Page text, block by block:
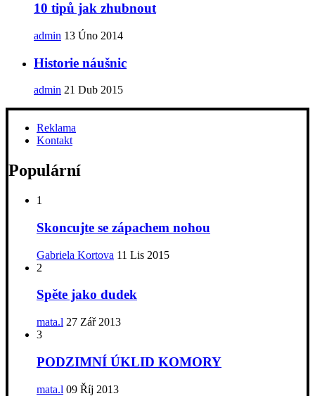
10 tipů jak zhubnout
admin 13 Úno 2014
Historie náušnic
admin 21 Dub 2015
Reklama
Kontakt
Populární
1
Skoncujte se zápachem nohou
Gabriela Kortova 11 Lis 2015
2
Spěte jako dudek
mata.l 27 Zář 2013
3
PODZIMNÍ ÚKLID KOMORY
mata.l 09 Říj 2013